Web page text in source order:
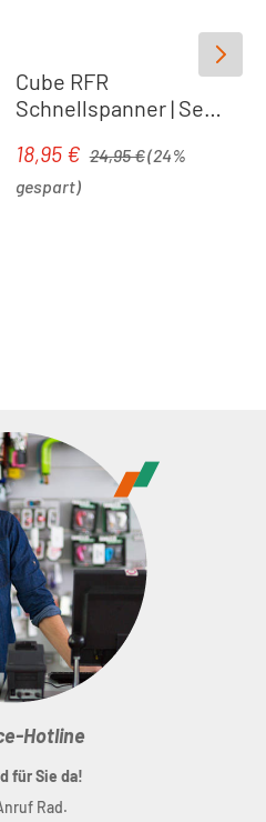
Cube RFR
Schnellspanner | Set
Verkaufspreis:
18,95 € Regulärer Preis:
24,95 €(24%
gespart)
Hotline
für Sie da!
Rad.